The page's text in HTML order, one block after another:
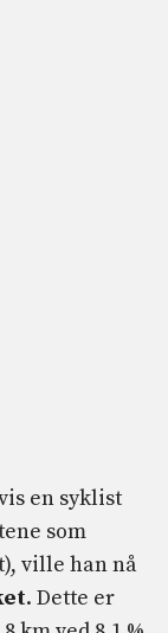
en syklist
som
ville han nå
. Dette er